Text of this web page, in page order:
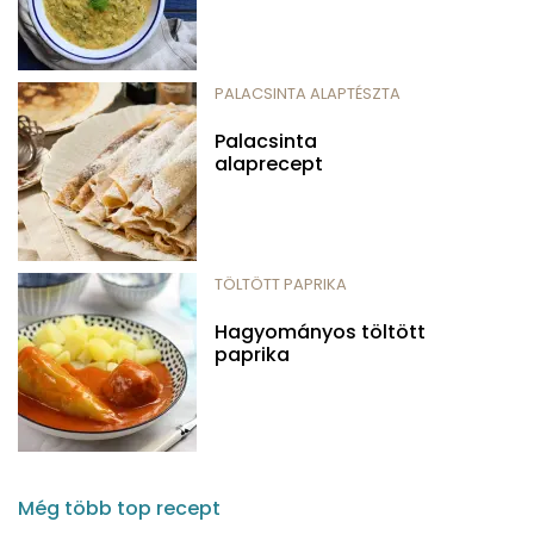
PALACSINTA ALAPTÉSZTA
Palacsinta
alaprecept
TÖLTÖTT PAPRIKA
Hagyományos töltött
paprika
Még több top recept